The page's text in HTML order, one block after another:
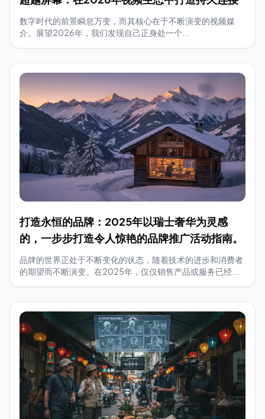
数字时代的前景瞬息万变，而其核心在于不断演变的视频媒
介。展望2026年，我们发现自己正身处一个...
打造永恒的品牌：2025年以瑞士奢华为灵感
的，一步步打造令人惊艳的品牌推广活动指南。
品牌的世界正处于不断变化的状态，随着技术的进步和消费者
的期望而不断演变。在2025年，仅仅销售产品或服务已经...